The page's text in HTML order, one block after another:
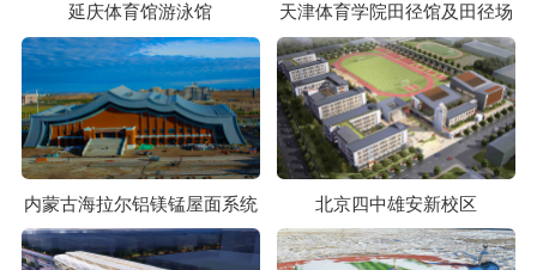
延庆体育馆游泳馆 天津体育学院田径馆及田径场
内蒙古海拉尔铝镁锰屋面系统 北京四中雄安新校区